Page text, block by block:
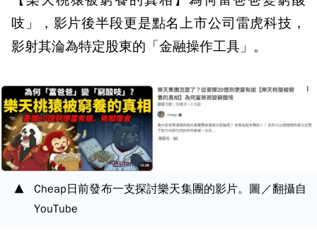
吱」，影片後半段更是點名上市公司雷虎科技，
影射其淪為特定股東的「金融操作工具」。
Cheap日前發布一支探討樂天集團的影片。圖／翻攝自
YouTube